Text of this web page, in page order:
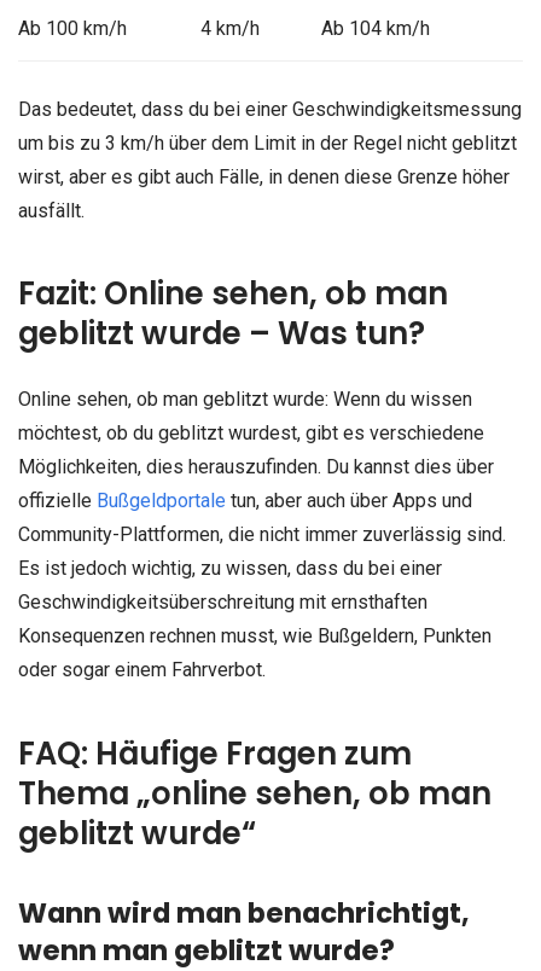
Ab 100 km/h 4 km/h Ab 104 km/h
Das bedeutet, dass du bei einer Geschwindigkeitsmessung
um bis zu 3 km/h über dem Limit in der Regel nicht geblitzt
wirst, aber es gibt auch Fälle, in denen diese Grenze höher
ausfällt.
Fazit: Online sehen, ob man
geblitzt wurde – Was tun?
Online sehen, ob man geblitzt wurde: Wenn du wissen
möchtest, ob du geblitzt wurdest, gibt es verschiedene
Möglichkeiten, dies herauszufinden. Du kannst dies über
offizielle Bußgeldportale tun, aber auch über Apps und
Community-Plattformen, die nicht immer zuverlässig sind.
Es ist jedoch wichtig, zu wissen, dass du bei einer
Geschwindigkeitsüberschreitung mit ernsthaften
Konsequenzen rechnen musst, wie Bußgeldern, Punkten
oder sogar einem Fahrverbot.
FAQ: Häufige Fragen zum
Thema „online sehen, ob man
geblitzt wurde“
Wann wird man benachrichtigt,
wenn man geblitzt wurde?